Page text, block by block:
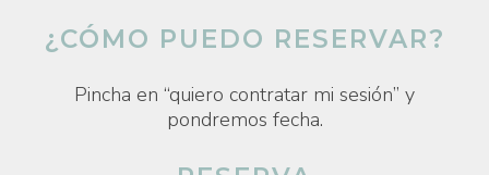
¿CÓMO PUEDO RESERVAR?
Pincha en “quiero contratar mi sesión” y
pondremos fecha.